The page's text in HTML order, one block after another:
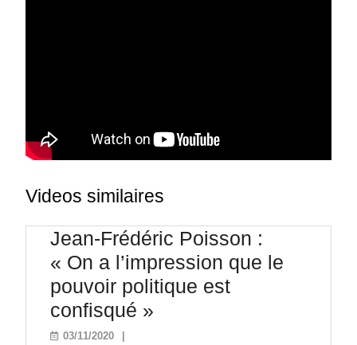
Videos similaires
Jean-Frédéric Poisson :
« On a l’impression que le
pouvoir politique est
confisqué »
03/11/202003/11/2020